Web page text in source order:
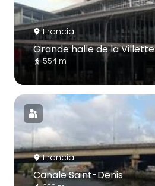
Francia
Grande halle de la Villette
554 m
Francia
Canale Saint-Denis